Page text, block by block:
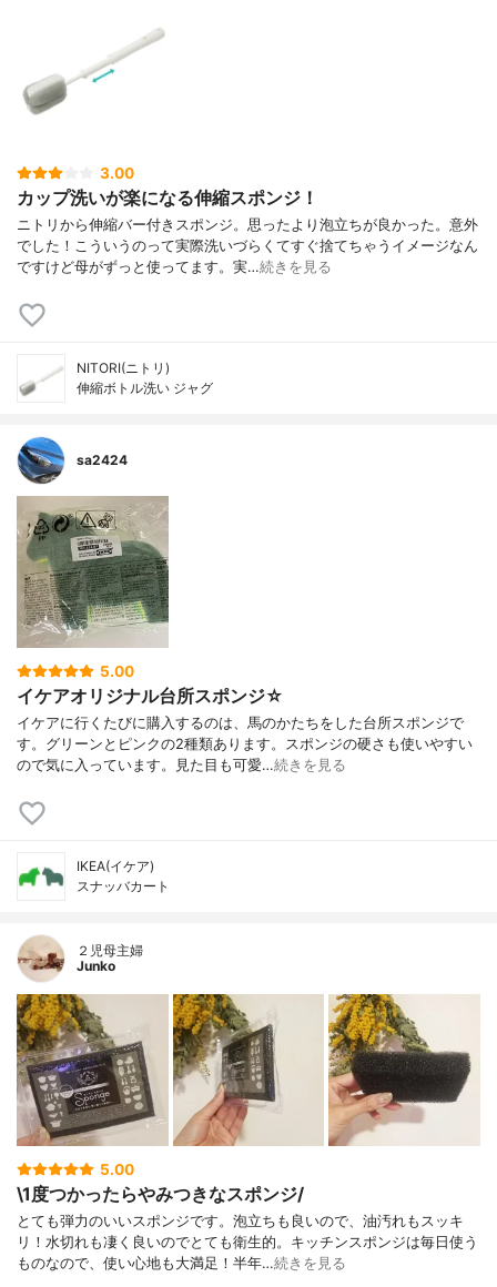
3.00
カップ洗いが楽になる伸縮スポンジ！
ニトリから伸縮バー付きスポンジ。思ったより泡立ちが良かった。意外
でした！こういうのって実際洗いづらくてすぐ捨てちゃうイメージなん
ですけど母がずっと使ってます。実…続きを見る
NITORI(ニトリ)
伸縮ボトル洗い ジャグ
sa2424
5.00
イケアオリジナル台所スポンジ☆
イケアに行くたびに購入するのは、馬のかたちをした台所スポンジで
す。グリーンとピンクの2種類あります。スポンジの硬さも使いやすい
ので気に入っています。見た目も可愛…続きを見る
IKEA(イケア)
スナッバカート
２児母主婦
Junko
5.00
\1度つかったらやみつきなスポンジ/
とても弾力のいいスポンジです。泡立ちも良いので、油汚れもスッキ
リ！水切れも凄く良いのでとても衛生的。キッチンスポンジは毎日使う
ものなので、使い心地も大満足！半年…続きを見る